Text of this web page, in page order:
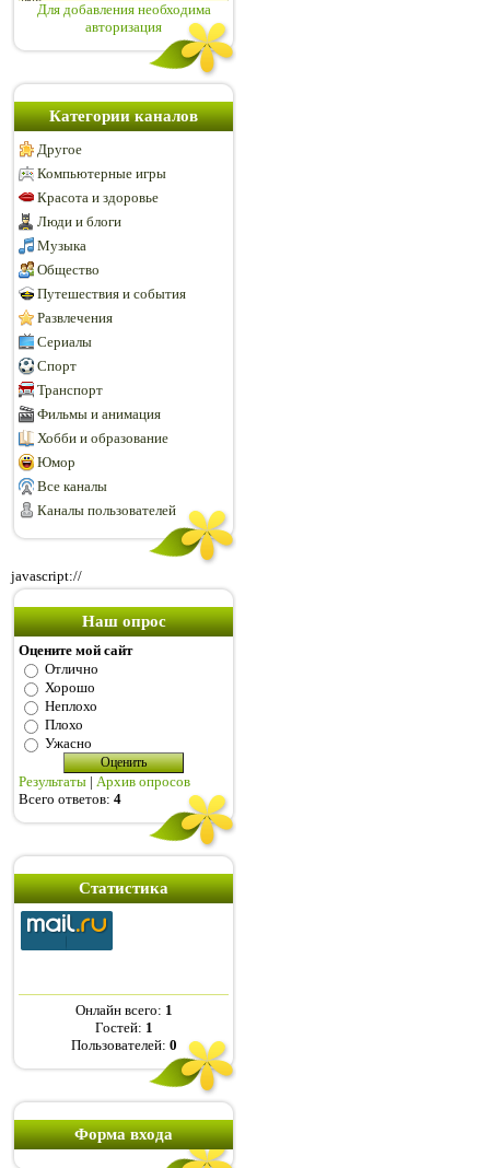
Для добавления необходима
авторизация
Категории каналов
Другое
Компьютерные игры
Красота и здоровье
Люди и блоги
Музыка
Общество
Путешествия и события
Развлечения
Сериалы
Спорт
Транспорт
Фильмы и анимация
Хобби и образование
Юмор
Все каналы
Каналы пользователей
javascript://
Наш опрос
Оцените мой сайт
Отлично
Хорошо
Неплохо
Плохо
Ужасно
Результаты | Архив опросов
Всего ответов: 4
Статистика
Онлайн всего: 1
Гостей: 1
Пользователей: 0
Форма входа